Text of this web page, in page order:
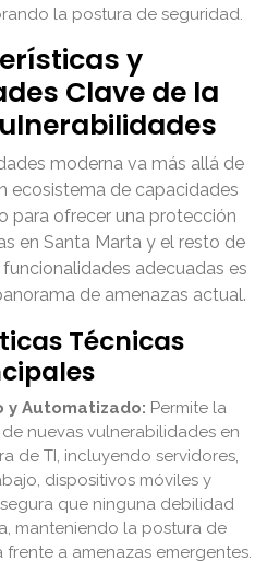
la postura de seguridad.
y
Clave de la
moderna va más allá de
ecosistema de capacidades
para ofrecer una protección
en Santa Marta y el resto de
adecuadas es
de amenazas actual.
Técnicas
y Automatizado: Permite la
nuevas vulnerabilidades en
de TI, incluyendo servidores,
dispositivos móviles y
que ninguna debilidad
manteniendo la postura de
a amenazas emergentes.